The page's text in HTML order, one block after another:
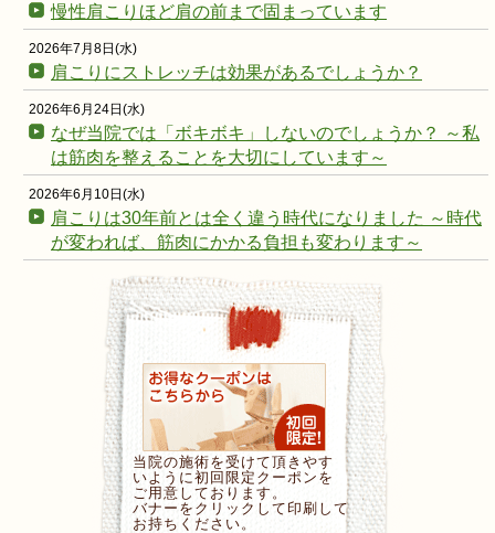
慢性肩こりほど肩の前まで固まっています
2026年7月8日(水)
肩こりにストレッチは効果があるでしょうか？
2026年6月24日(水)
なぜ当院では「ボキボキ」しないのでしょうか？ ～私
は筋肉を整えることを大切にしています～
2026年6月10日(水)
肩こりは30年前とは全く違う時代になりました ～時代
が変われば、筋肉にかかる負担も変わります～
当院の施術を受けて頂きやす
いように初回限定クーポンを
ご用意しております。
バナーをクリックして印刷して
お持ちください。